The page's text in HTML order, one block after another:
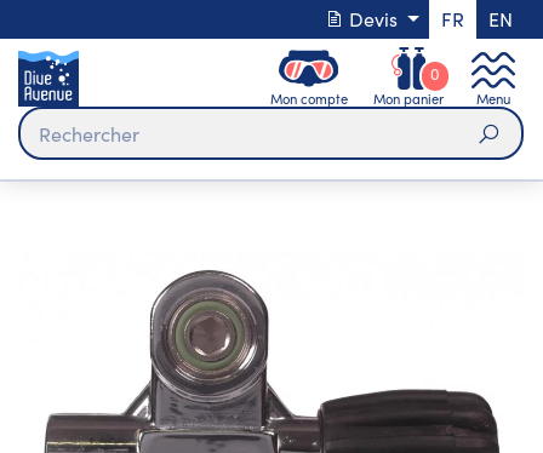
Devis FR EN
Mon compte Mon panier
0
Menu